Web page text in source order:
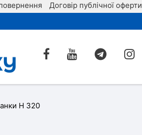
Договір публічної оферти
Н 320